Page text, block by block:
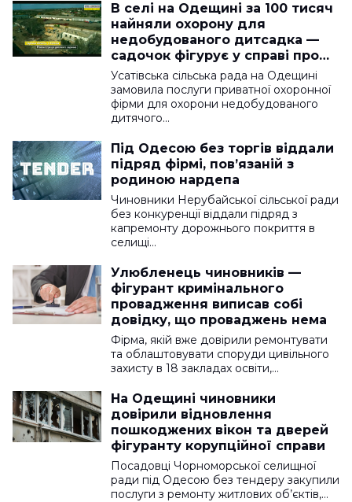
В селі на Одещині за 100 тисяч
найняли охорону для
недобудованого дитсадка —
садочок фігурує у справі про
розкрадання понад 3 мільйонів
Усатівська сільська рада на Одещині
замовила послуги приватної охоронної
фірми для охорони недобудованого
дитячого…
Під Одесою без торгів віддали
підряд фірмі, повʼязаній з
родиною нардепа
Чиновники Нерубайської сільської ради
без конкуренції віддали підряд з
капремонту дорожнього покриття в
селищі…
Улюбленець чиновників —
фігурант кримінального
провадження виписав собі
довідку, що проваджень нема
Фірма, якій вже довірили ремонтувати
та облаштовувати споруди цивільного
захисту в 18 закладах освіти,…
На Одещині чиновники
довірили відновлення
пошкоджених вікон та дверей
фігуранту корупційної справи
Посадовці Чорноморської селищної
ради під Одесою без тендеру закупили
послуги з ремонту житлових об’єктів,…